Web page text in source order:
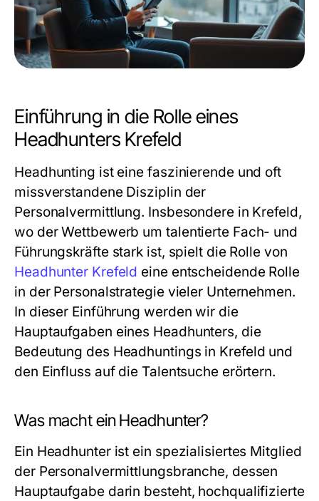
Einführung in die Rolle eines
Headhunters Krefeld
Headhunting ist eine faszinierende und oft
missverstandene Disziplin der
Personalvermittlung. Insbesondere in Krefeld,
wo der Wettbewerb um talentierte Fach- und
Führungskräfte stark ist, spielt die Rolle von
Headhunter Krefeld eine entscheidende Rolle
in der Personalstrategie vieler Unternehmen.
In dieser Einführung werden wir die
Hauptaufgaben eines Headhunters, die
Bedeutung des Headhuntings in Krefeld und
den Einfluss auf die Talentsuche erörtern.
Was macht ein Headhunter?
Ein Headhunter ist ein spezialisiertes Mitglied
der Personalvermittlungsbranche, dessen
Hauptaufgabe darin besteht, hochqualifizierte